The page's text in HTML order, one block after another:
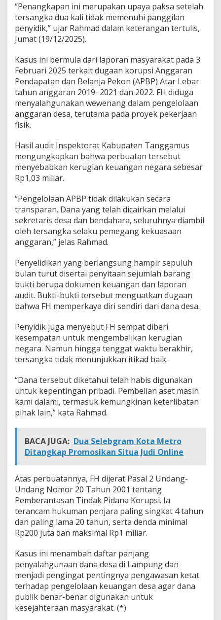
“Penangkapan ini merupakan upaya paksa setelah
tersangka dua kali tidak memenuhi panggilan
penyidik,” ujar Rahmad dalam keterangan tertulis,
Jumat (19/12/2025).
Kasus ini bermula dari laporan masyarakat pada 3
Februari 2025 terkait dugaan korupsi Anggaran
Pendapatan dan Belanja Pekon (APBP) Atar Lebar
tahun anggaran 2019–2021 dan 2022. FH diduga
menyalahgunakan wewenang dalam pengelolaan
anggaran desa, terutama pada proyek pekerjaan
fisik.
Hasil audit Inspektorat Kabupaten Tanggamus
mengungkapkan bahwa perbuatan tersebut
menyebabkan kerugian keuangan negara sebesar
Rp1,03 miliar.
“Pengelolaan APBP tidak dilakukan secara
transparan. Dana yang telah dicairkan melalui
sekretaris desa dan bendahara, seluruhnya diambil
oleh tersangka selaku pemegang kekuasaan
anggaran,” jelas Rahmad.
Penyelidikan yang berlangsung hampir sepuluh
bulan turut disertai penyitaan sejumlah barang
bukti berupa dokumen keuangan dan laporan
audit. Bukti-bukti tersebut menguatkan dugaan
bahwa FH memperkaya diri sendiri dari dana desa.
Penyidik juga menyebut FH sempat diberi
kesempatan untuk mengembalikan kerugian
negara. Namun hingga tenggat waktu berakhir,
tersangka tidak menunjukkan itikad baik.
“Dana tersebut diketahui telah habis digunakan
untuk kepentingan pribadi. Pembelian aset masih
kami dalami, termasuk kemungkinan keterlibatan
pihak lain,” kata Rahmad.
BACA JUGA: Dua Selebgram Kota Metro
Ditangkap Promosikan Situa Judi Online
Atas perbuatannya, FH dijerat Pasal 2 Undang-
Undang Nomor 20 Tahun 2001 tentang
Pemberantasan Tindak Pidana Korupsi. Ia
terancam hukuman penjara paling singkat 4 tahun
dan paling lama 20 tahun, serta denda minimal
Rp200 juta dan maksimal Rp1 miliar.
Kasus ini menambah daftar panjang
penyalahgunaan dana desa di Lampung dan
menjadi pengingat pentingnya pengawasan ketat
terhadap pengelolaan keuangan desa agar dana
publik benar-benar digunakan untuk
kesejahteraan masyarakat. (*)